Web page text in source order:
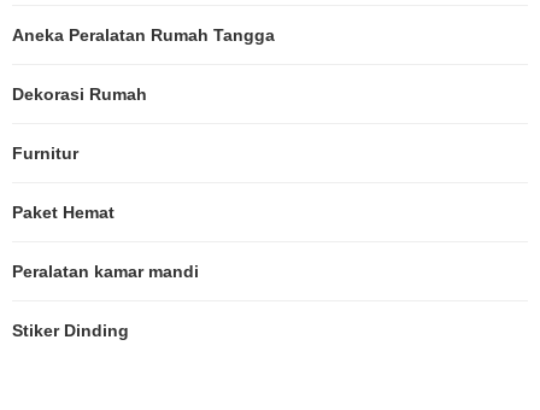
Aneka Peralatan Rumah Tangga
Dekorasi Rumah
Furnitur
Paket Hemat
Peralatan kamar mandi
Stiker Dinding